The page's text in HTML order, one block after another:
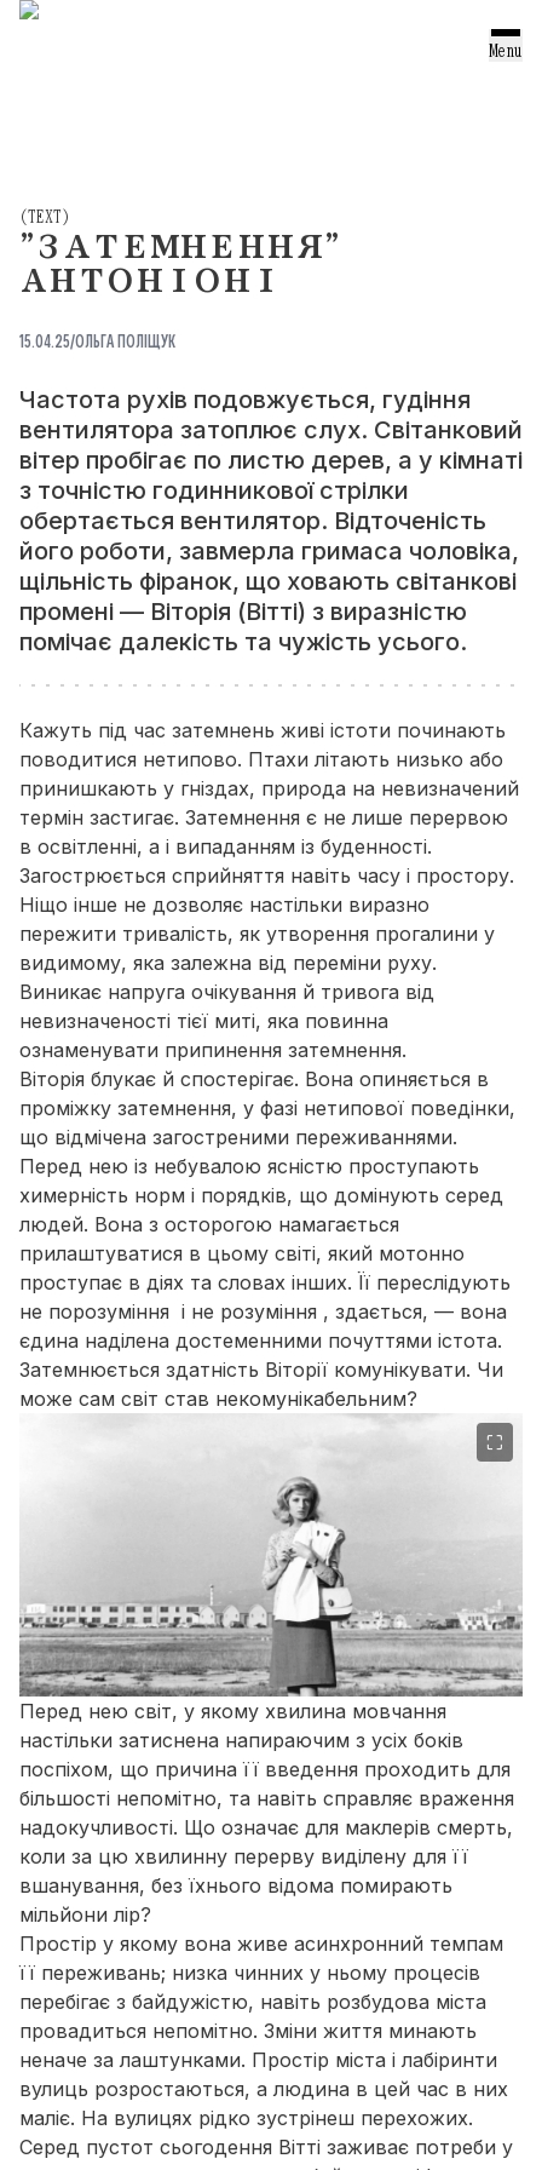
Menu
ПІДБІРКИ
ТЕЛЕГРАМ
(TELEGRAM)
ІНСТАГРАМ
(INSTAGRAM)
(TEXT )
"ЗАТЕМНЕННЯ"
АНТОНІОНІ
15.04.25/ОЛЬГА ПОЛІЩУК
Частота рухів подовжується, гудіння
вентилятора затоплює слух. Світанковий
вітер пробігає по листю дерев, а у кімнаті
з точністю годинникової стрілки
обертається вентилятор. Відточеність
його роботи, завмерла гримаса чоловіка,
щільність фіранок, що ховають світанкові
промені — Віторія (Вітті) з виразністю
помічає далекість та чужість усього.
Кажуть під час затемнень живі істоти починають
поводитися нетипово. Птахи літають низько або
принишкають у гніздах, природа на невизначений
термін застигає. Затемнення є не лише перервою
в освітленні, а і випаданням із буденності.
Загострюється сприйняття навіть часу і простору.
Ніщо інше не дозволяє настільки виразно
пережити тривалість, як утворення прогалини у
видимому, яка залежна від переміни руху.
Виникає напруга очікування й тривога від
невизначеності тієї миті, яка повинна
ознаменувати припинення затемнення.
Віторія блукає й спостерігає. Вона опиняється в
проміжку затемнення, у фазі нетипової поведінки,
що відмічена загостреними переживаннями.
Перед нею із небувалою ясністю проступають
химерність норм і порядків, що домінують серед
людей. Вона з осторогою намагається
прилаштуватися в цьому світі, який мотонно
проступає в діях та словах інших. Її переслідують
не порозуміння і не розуміння , здається, — вона
єдина наділена достеменними почуттями істота.
Затемнюється здатність Віторії комунікувати. Чи
може сам світ став некомунікабельним?
⛶
Перед нею світ, у якому хвилина мовчання
настільки затиснена напираючим з усіх боків
поспіхом, що причина її введення проходить для
більшості непомітно, та навіть справляє враження
надокучливості. Що означає для маклерів смерть,
коли за цю хвилинну перерву виділену для її
вшанування, без їхнього відома помирають
мільйони лір?
Простір у якому вона живе асинхронний темпам
її переживань; низка чинних у ньому процесів
перебігає з байдужістю, навіть розбудова міста
провадиться непомітно. Зміни життя минають
неначе за лаштунками. Простір міста і лабіринти
вулиць розростаються, а людина в цей час в них
маліє. На вулицях рідко зустрінеш перехожих.
Серед пустот сьогодення Вітті заживає потреби у